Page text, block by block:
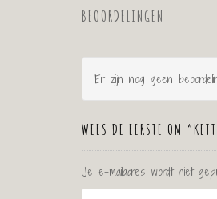
BEOORDELINGEN
Er zijn nog geen
WEES DE EERSTE OM
Je e-mailadres wordt niet